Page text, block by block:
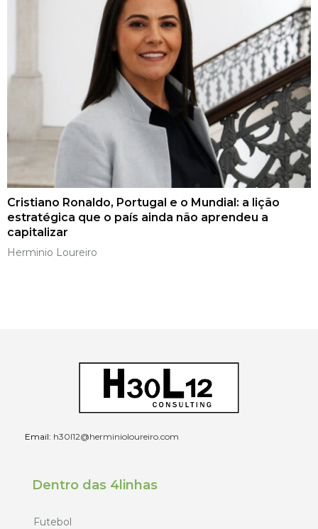
Cristiano Ronaldo, Portugal e o Mundial: a lição
estratégica que o país ainda não aprendeu a
capitalizar
Herminio Loureiro
Email: h30l12@herminioloureiro.com
Dentro das 4linhas
Futebol